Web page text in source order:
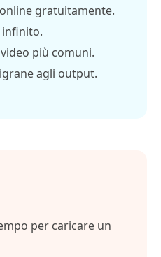
gratuitamente.
infinito.
più comuni.
agli output.
per caricare un